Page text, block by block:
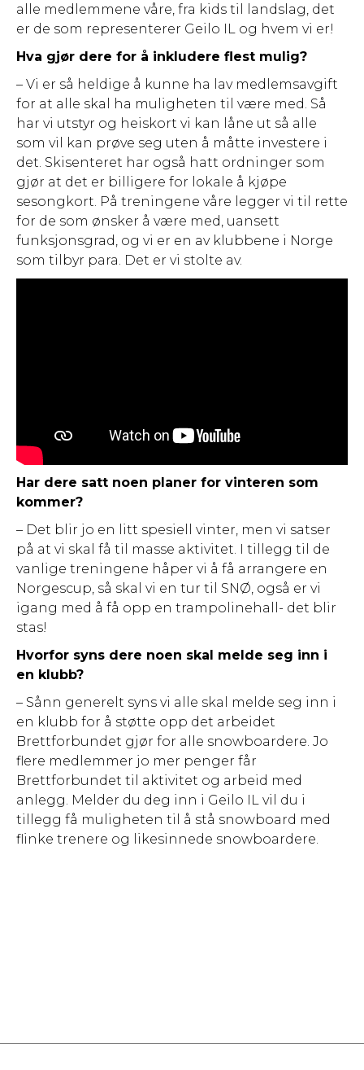
alle medlemmene våre, fra kids til landslag, det
er de som representerer Geilo IL og hvem vi er!
Hva gjør dere for å inkludere flest mulig?
– Vi er så heldige å kunne ha lav medlemsavgift
for at alle skal ha muligheten til være med. Så
har vi utstyr og heiskort vi kan låne ut så alle
som vil kan prøve seg uten å måtte investere i
det. Skisenteret har også hatt ordninger som
gjør at det er billigere for lokale å kjøpe
sesongkort. På treningene våre legger vi til rette
for de som ønsker å være med, uansett
funksjonsgrad, og vi er en av klubbene i Norge
som tilbyr para. Det er vi stolte av.
Har dere satt noen planer for vinteren som
kommer?
– Det blir jo en litt spesiell vinter, men vi satser
på at vi skal få til masse aktivitet. I tillegg til de
vanlige treningene håper vi å få arrangere en
Norgescup, så skal vi en tur til SNØ, også er vi
igang med å få opp en trampolinehall- det blir
stas!
Hvorfor syns dere noen skal melde seg inn i
en klubb?
– Sånn generelt syns vi alle skal melde seg inn i
en klubb for å støtte opp det arbeidet
Brettforbundet gjør for alle snowboardere. Jo
flere medlemmer jo mer penger får
Brettforbundet til aktivitet og arbeid med
anlegg. Melder du deg inn i Geilo IL vil du i
tillegg få muligheten til å stå snowboard med
flinke trenere og likesinnede snowboardere.